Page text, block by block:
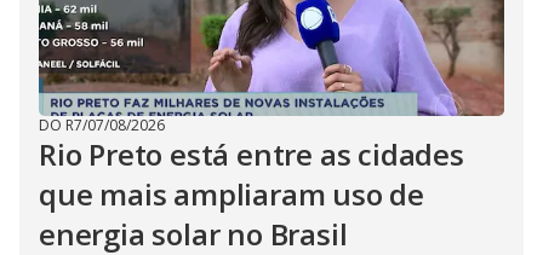
DO R7/07/08/2026
Rio Preto está entre as cidades
que mais ampliaram uso de
energia solar no Brasil